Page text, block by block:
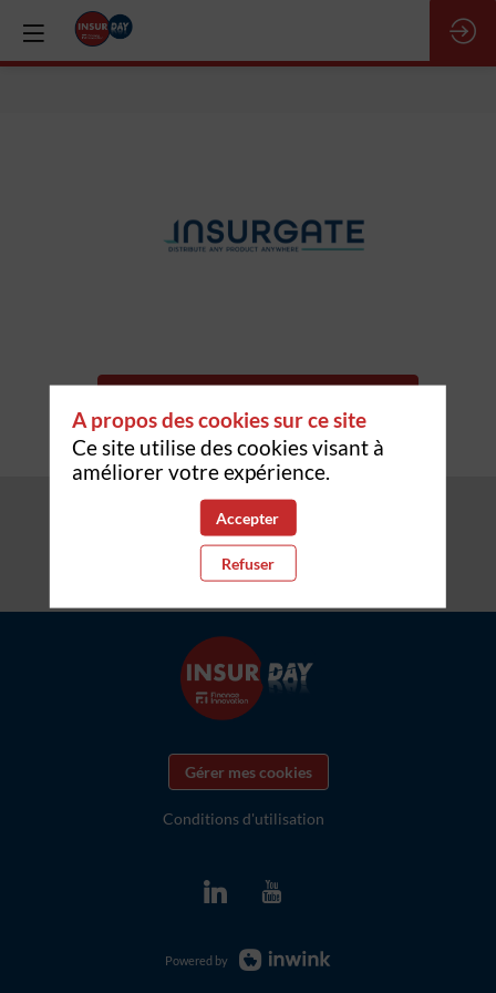
Insurgate
Gérer mes cookies
Conditions d'utilisation
Powered by
A propos des cookies sur ce site
Ce site utilise des cookies visant à
améliorer votre expérience.
Accepter
Refuser